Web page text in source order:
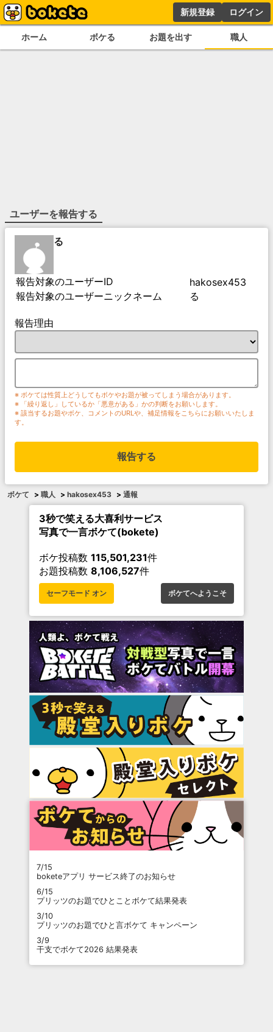
新規登録 ログイン
ホーム ボケる お題を出す 職人
ユーザーを報告する
る
報告対象のユーザーID
hakosex453
報告対象のユーザーニックネーム
る
報告理由
※ ボケては性質上どうしてもボケやお題が被ってしまう場合があります。
※ 「繰り返し」しているか「悪意がある」かの判断をお願いします。
※ 該当するお題やボケ、コメントのURLや、補足情報をこちらにお願いいたしま
す。
報告する
ボケて > 職人 > hakosex453 > 通報
3秒で笑える大喜利サービス
写真で一言ボケて(bokete)
ボケ投稿数 115,501,231件
お題投稿数 8,106,527件
セーフモード オン ボケてへようこそ
7/15
boketeアプリ サービス終了のお知らせ
6/15
プリッツのお題でひとことボケて結果発表
3/10
プリッツのお題でひと言ボケて キャンペーン
3/9
干支でボケて2026 結果発表